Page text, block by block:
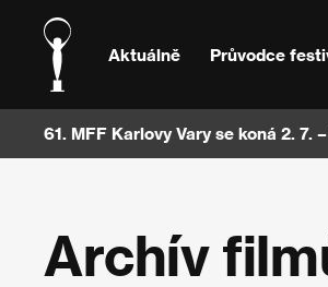
Aktuálně Průvodce
61. MFF Karlovy Vary se koná 2. 7.
Archív